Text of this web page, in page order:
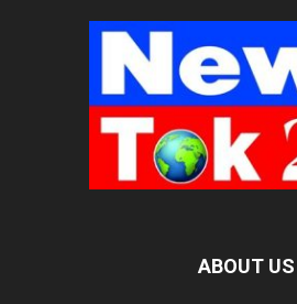
ABOUT US